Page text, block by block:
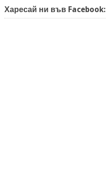
Харесай ни във Facebook: